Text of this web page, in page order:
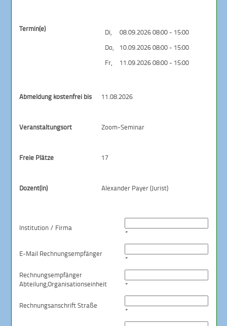
Termin(e) Di,
08.09.2026 08:00 - 15:00
Do,
10.09.2026 08:00 - 15:00
Fr,
11.09.2026 08:00 - 15:00
Abmeldung kostenfrei bis 11.08.2026
Veranstaltungsort Zoom-Seminar
Freie Plätze 17
Dozent(in) Alexander Payer (Jurist)
Institution / Firma
*
E-Mail Rechnungsempfänger
*
Rechnungsempfänger
Abteilung,Organisationseinheit *
Rechnungsanschrift Straße
*